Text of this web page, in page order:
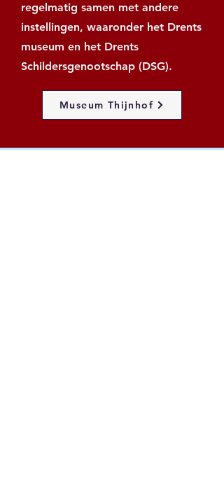
regelmatig samen met andere
instellingen, waaronder het Drents
museum en het Drents
Schildersgenootschap (DSG).
Museum Thijnhof